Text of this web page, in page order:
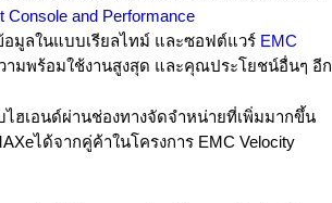
Console and Performance
อมูลในแบบเรียลไทม์ และซอฟต์แวร์ EMC
มพร้อมใช้งานสูงสุด และคุณประโยชน์อื่นๆ อีก
ไฮเอนด์ผ่านช่องทางจัดจำหน่ายที่เพิ่มมากขึ้น
ได้จากคู่ค้าในโครงการ EMC Velocity